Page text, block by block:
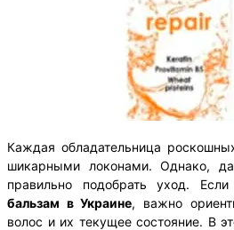
Каждая обладательница
шикарными локонами. Однако,
правильно подобрать уход.
бальзам в Украине, важно
волос и их текущее состояние. В